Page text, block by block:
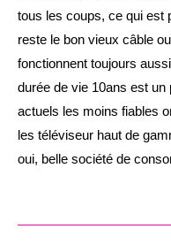
tous les coups, ce qui est
reste le bon vieux câble
fonctionnent toujours
durée de vie 10ans est
actuels les moins fiables
les téléviseur haut de
oui, belle société de